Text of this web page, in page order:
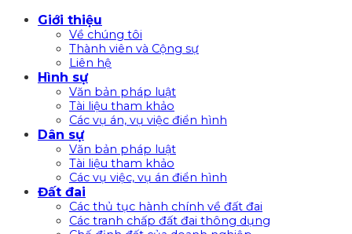
Giới thiệu
Về chúng tôi
Thành viên và Cộng sự
Liên hệ
Hình sự
Văn bản pháp luật
Tài liệu tham khảo
Các vụ án, vụ việc điển hình
Dân sự
Văn bản pháp luật
Tài liệu tham khảo
Các vụ việc, vụ án điển hình
Đất đai
Các thủ tục hành chính về đất đai
Các tranh chấp đất đai thông dụng